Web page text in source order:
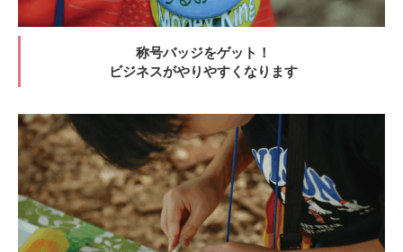
称号バッジをゲット！
ビジネスがやりやすくなります